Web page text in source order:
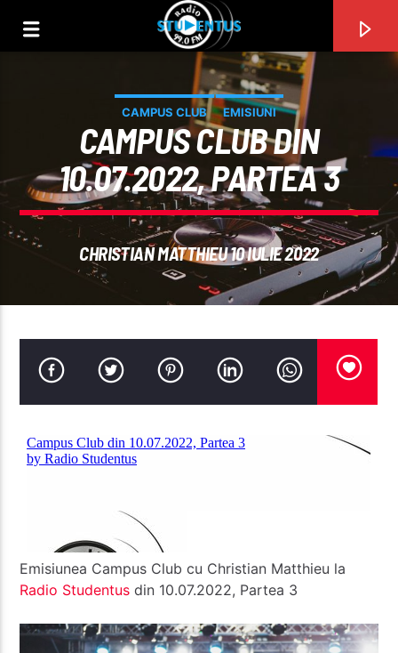
TITLU
ARTIST
Radio Studentus
CAMPUS CLUB EMISIUNI
CAMPUS CLUB DIN
10.07.2022, PARTEA 3
CHRISTIAN MATTHIEU 10 IULIE 2022
Emisiunea Campus Club cu Christian Matthieu la
Radio Studentus din 10.07.2022, Partea 3